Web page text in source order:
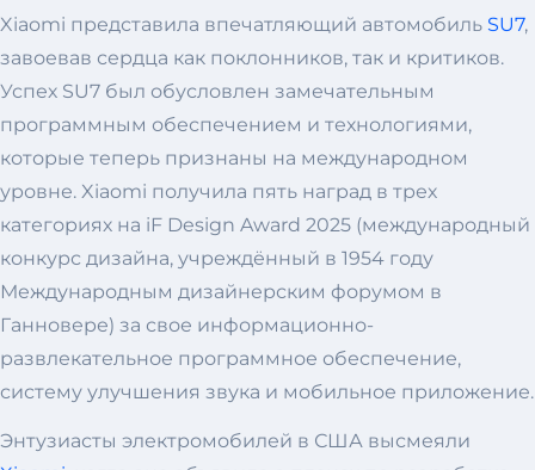
Xiaomi представила впечатляющий автомобиль SU7,
завоевав сердца как поклонников, так и критиков.
Успех SU7 был обусловлен замечательным
программным обеспечением и технологиями,
которые теперь признаны на международном
уровне. Xiaomi получила пять наград в трех
категориях на iF Design Award 2025 (международный
конкурс дизайна, учреждённый в 1954 году
Международным дизайнерским форумом в
Ганновере) за свое информационно-
развлекательное программное обеспечение,
систему улучшения звука и мобильное приложение.
Энтузиасты электромобилей в США высмеяли